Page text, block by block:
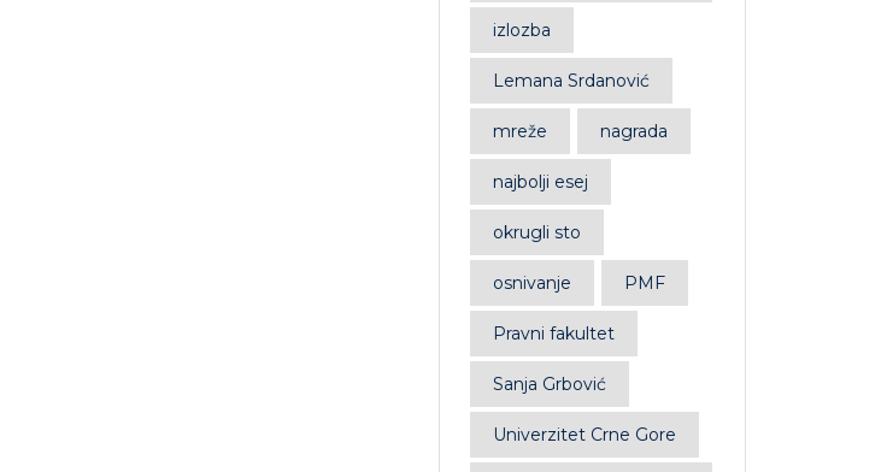
izlozba
Lemana Srdanović
mreže nagrada
najbolji esej
okrugli sto
osnivanje PMF
Pravni fakultet
Sanja Grbović
Univerzitet Crne Gore